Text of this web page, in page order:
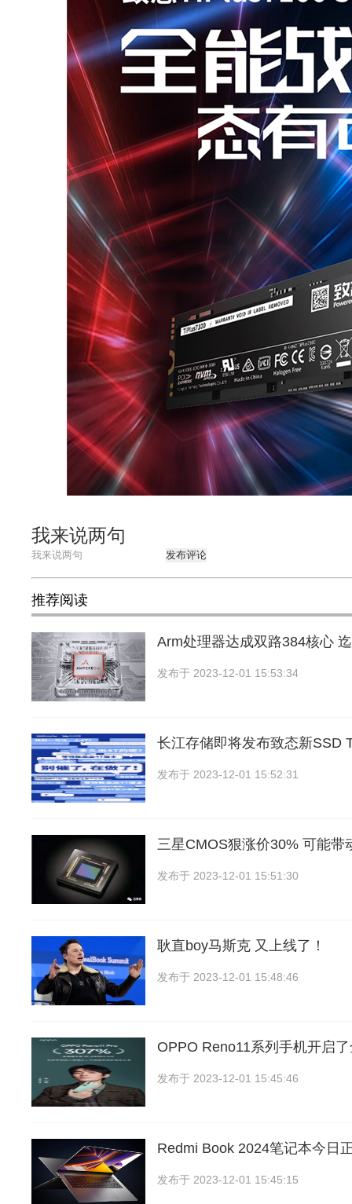
我来说两句
发布评论
推荐阅读
Arm处理器达成双路384核心
发布于 2023-12-01 15:53:34
长江存储即将发布致态新SSD
发布于 2023-12-01 15:52:31
三星CMOS狠涨价30% 可能带
发布于 2023-12-01 15:51:30
耿直boy马斯克 又上线了！
发布于 2023-12-01 15:48:46
OPPO Reno11系列手机开启
发布于 2023-12-01 15:45:46
Redmi Book 2024笔记本今日
发布于 2023-12-01 15:45:15